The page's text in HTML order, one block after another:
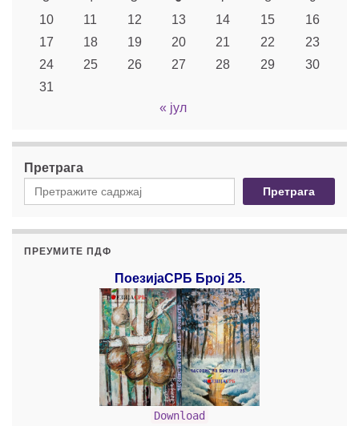
10
11 12 13 14 15
16
17
18 19 20 21 22
23
24
25 26 27 28 29
30
31
« јул
Претрага
Претрага
ПРЕУМИТЕ ПДФ
ПоезијаСРБ Број 25.
Download